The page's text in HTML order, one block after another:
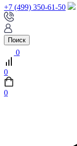
+7 (499) 350-61-50
Поиск
0
0
0